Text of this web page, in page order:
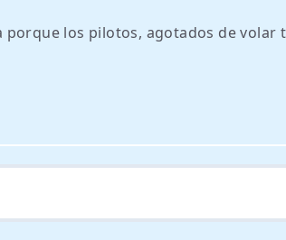
porque los pilotos, agotados de volar